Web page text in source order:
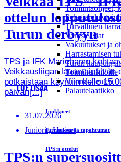
Toimintaohjeet,
Turvallinen
Varusteasiat
Vakuutukset ja
Harrastamisen
Turun
Toimihenkilöille
Vuorokalenteri
Palautelaatikko
Joukkueet
Turnaukset ja tapahtumat
TPS:n ottelut
ottelun
Turun derbyyn
TPS ja IFK Mariehamn
Veikkausliigan lauantaipäivän
potkaistaan käyntiin kello
päivän[…]
LUE LISÄÄ
31.07.2026
Juniorit, Uutiset
TPS:n